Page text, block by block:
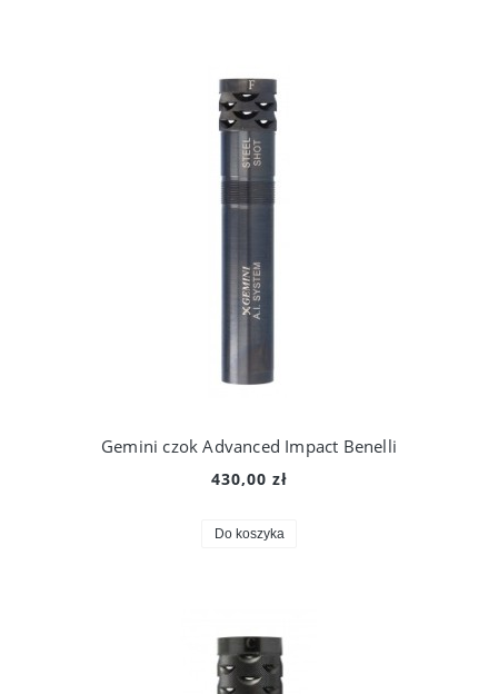
Gemini czok Advanced Impact Benelli
430,00 zł
Do koszyka